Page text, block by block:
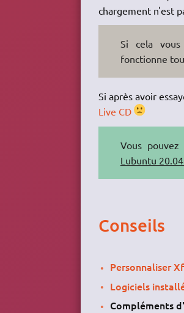
chargement n'est
Si cela
fonctionne
Si après avoir
Live CD
Vous pouvez
Lubuntu
Conseils
Personnaliser
Logiciels
Compléments